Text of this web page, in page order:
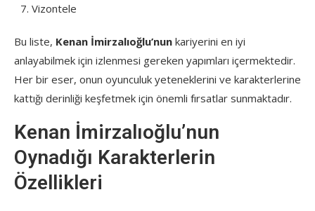
Vizontele
Bu liste, Kenan İmirzalıoğlu’nun kariyerini en iyi
anlayabilmek için izlenmesi gereken yapımları içermektedir.
Her bir eser, onun oyunculuk yeteneklerini ve karakterlerine
kattığı derinliği keşfetmek için önemli fırsatlar sunmaktadır.
Kenan İmirzalıoğlu’nun
Oynadığı Karakterlerin
Özellikleri